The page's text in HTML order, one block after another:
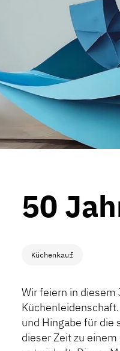
50
Küchenkauf
Wir feiern in
und Hingabe für die
dieser Zeit zu